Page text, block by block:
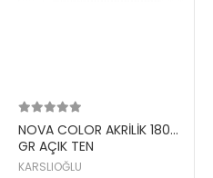
NOVA COLOR AKRİLİK 180
GR AÇIK TEN
KARSLIOĞLU